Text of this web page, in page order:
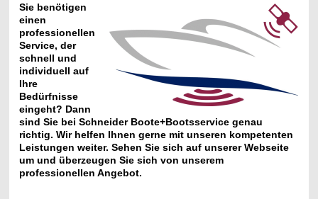
Sie benötigen
einen
professionellen
Service, der
schnell und
individuell auf
Ihre
Bedürfnisse
eingeht? Dann
sind Sie bei Schneider Boote+Bootsservice genau
richtig. Wir helfen Ihnen gerne mit unseren kompetenten
Leistungen weiter. Sehen Sie sich auf unserer Webseite
um und überzeugen Sie sich von unserem
professionellen Angebot.